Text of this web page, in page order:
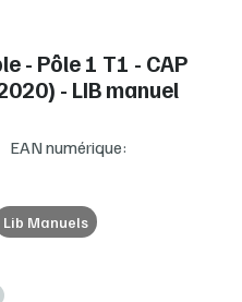
- Pôle 1 T1 - CAP
- LIB manuel
EAN numérique:
Lib Manuels